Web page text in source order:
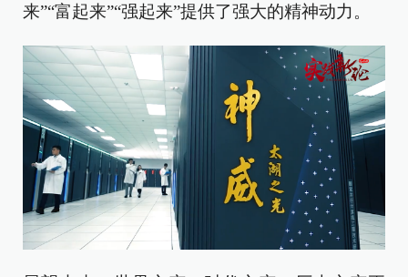
来”“富起来”“强起来”提供了强大的精神动力。